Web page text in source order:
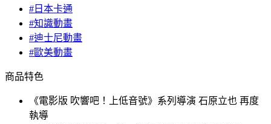
#日本卡通
#知識動畫
#迪士尼動畫
#歐美動畫
商品特色
《電影版 吹響吧！上低音號》系列導演 石原立也 再度
執導